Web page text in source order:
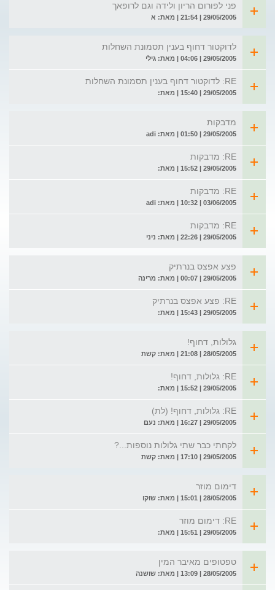
פני לפורום הריון ולידה וגם לרופאך
29/05/2005 | 21:54 | מאת: א
לדוקטור דחוף בענין תסמונת השחלות
29/05/2005 | 04:06 | מאת: גילי
RE: לדוקטור דחוף בענין תסמונת השחלות
29/05/2005 | 15:40 | מאת:
מדבקות
29/05/2005 | 01:50 | מאת: adi
RE: מדבקות
29/05/2005 | 15:52 | מאת:
RE: מדבקות
03/06/2005 | 10:32 | מאת: adi
RE: מדבקות
29/05/2005 | 22:26 | מאת: ניני
פצע אפצס בנרתיק
29/05/2005 | 00:07 | מאת: מרינה
RE: פצע אפצס בנרתיק
29/05/2005 | 15:43 | מאת:
גלולות, דחוף!
28/05/2005 | 21:08 | מאת: קשת
RE: גלולות, דחוף!
29/05/2005 | 15:52 | מאת:
RE: גלולות, דחוף! (לת)
29/05/2005 | 16:27 | מאת: נעם
לקחתי כבר שתי גלולות נוספות...?
29/05/2005 | 17:10 | מאת: קשת
דימום מוזר
28/05/2005 | 15:01 | מאת: שוקו
RE: דימום מוזר
29/05/2005 | 15:51 | מאת:
טפטופים מאיבר המין
28/05/2005 | 13:09 | מאת: שושנה